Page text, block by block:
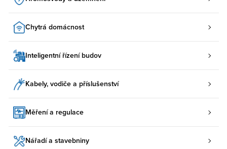
Chytrá domácnost
Inteligentní řízení budov
Kabely, vodiče a příslušenství
Měření a regulace
Nářadí a stavebniny